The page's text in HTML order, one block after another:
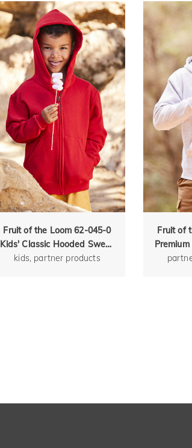
Fruit of the Loom 62-045-0
Kids' Classic Hooded Sweat
Jacket
kids, partner products
Fruit of